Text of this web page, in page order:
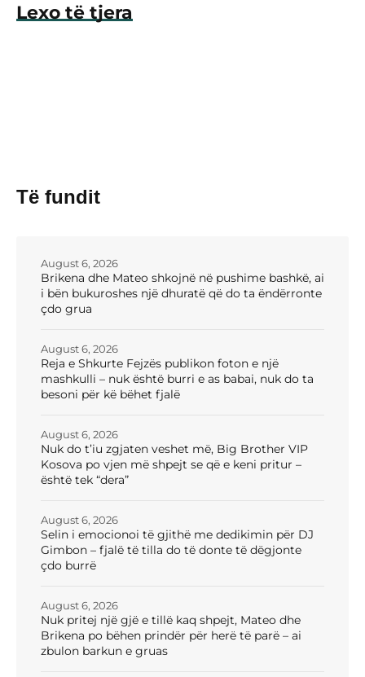
Lexo të tjera
Të fundit
Brikena dhe Mateo shkojnë në pushime bashkë, ai
i bën bukuroshes një dhuratë që do ta ëndërronte
çdo grua
August 6, 2026
Reja e Shkurte Fejzës publikon foton e një
mashkulli – nuk është burri e as babai, nuk do ta
besoni për kë bëhet fjalë
August 6, 2026
Nuk do t’iu zgjaten veshet më, Big Brother VIP
Kosova po vjen më shpejt se që e keni pritur –
është tek “dera”
August 6, 2026
Selin i emocionoi të gjithë me dedikimin për DJ
Gimbon – fjalë të tilla do të donte të dëgjonte
çdo burrë
August 6, 2026
Nuk pritej një gjë e tillë kaq shpejt, Mateo dhe
Brikena po bëhen prindër për herë të parë – ai
zbulon barkun e gruas
August 6, 2026